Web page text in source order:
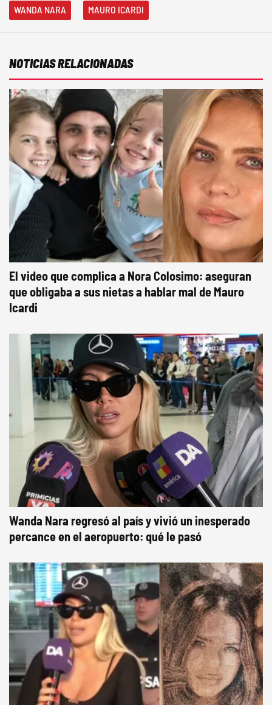
WANDA NARA MAURO ICARDI
NOTICIAS RELACIONADAS
El video que complica a Nora Colosimo: aseguran
que obligaba a sus nietas a hablar mal de Mauro
Icardi
Wanda Nara regresó al país y vivió un inesperado
percance en el aeropuerto: qué le pasó